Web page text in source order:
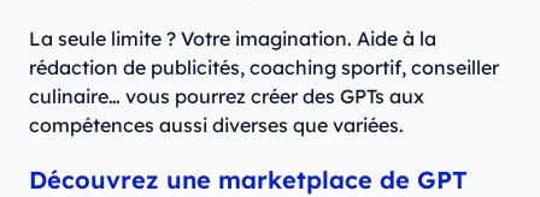
La seule limite ? Votre imagination. Aide à la
rédaction de publicités, coaching sportif, conseiller
culinaire… vous pourrez créer des GPTs aux
compétences aussi diverses que variées.
Découvrez une marketplace de GPT